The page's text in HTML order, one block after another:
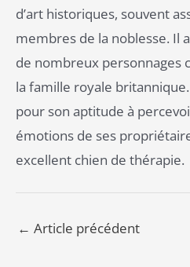
d’art historiques, souvent
membres de la noblesse. Il
de nombreux personnages
la famille royale
pour son aptitude à
émotions de ses
excellent chien de thérapie.
← Article précédent